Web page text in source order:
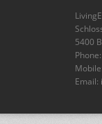
5400
Email: